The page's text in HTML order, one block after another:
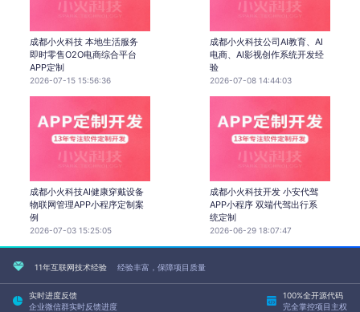
成都小火科技 本地生活服务
即时零售O2O电商综合平台
APP定制
2026-07-15 15:56:36
成都小火科技公司AI教育、AI
电商、AI影视创作系统开发经
验
2026-07-08 14:44:03
成都小火科技AI健康穿戴设备
物联网管理APP小程序定制案
例
2026-07-03 15:25:05
成都小火科技开发 小安代驾
APP小程序 双端代驾出行系
统定制
2026-06-29 18:07:47
11年互联网技术经验 经验丰富，保障项目质量
实时进度反馈
企业微信群实时反馈进度
100%全开源代码
完全掌控项目主权